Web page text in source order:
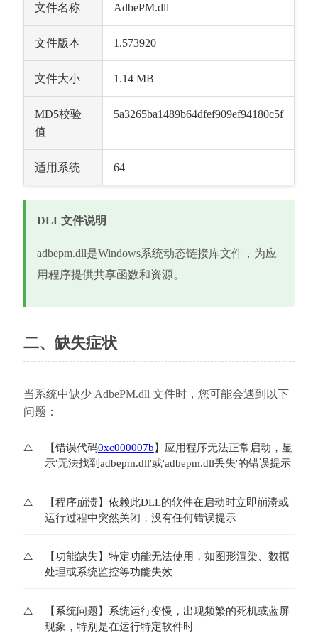
文件名称 AdbePM.dll
文件版本 1.573920
文件大小 1.14 MB
MD5校验
值
5a3265ba1489b64dfef909ef94180c5f
适用系统 64
DLL文件说明
adbepm.dll是Windows系统动态链接库文件，为应
用程序提供共享函数和资源。
二、缺失症状
当系统中缺少 AdbePM.dll 文件时，您可能会遇到以下
问题：
【错误代码0xc000007b 】应用程序无法正常启动，显
示'无法找到adbepm.dll'或'adbepm.dll丢失'的错误提示
【程序崩溃】依赖此DLL的软件在启动时立即崩溃或
运行过程中突然关闭，没有任何错误提示
【功能缺失】特定功能无法使用，如图形渲染、数据
处理或系统监控等功能失效
【系统问题】系统运行变慢，出现频繁的死机或蓝屏
现象，特别是在运行特定软件时